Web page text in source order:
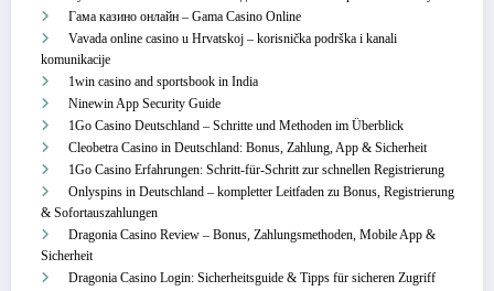
Гама казино онлайн – Gama Casino Online
Vavada online casino u Hrvatskoj – korisnička podrška i kanali
komunikacije
1win casino and sportsbook in India
Ninewin App Security Guide
1Go Casino Deutschland – Schritte und Methoden im Überblick
Cleobetra Casino in Deutschland: Bonus, Zahlung, App & Sicherheit
1Go Casino Erfahrungen: Schritt‑für‑Schritt zur schnellen Registrierung
Onlyspins in Deutschland – kompletter Leitfaden zu Bonus, Registrierung
& Sofortauszahlungen
Dragonia Casino Review – Bonus, Zahlungsmethoden, Mobile App &
Sicherheit
Dragonia Casino Login: Sicherheitsguide & Tipps für sicheren Zugriff